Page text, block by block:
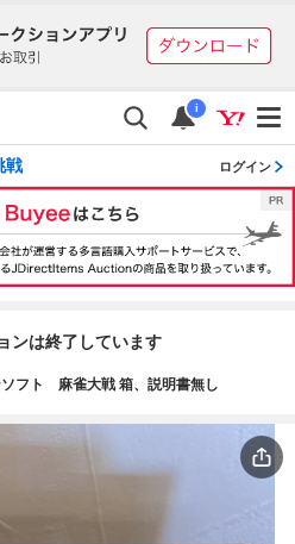
i
戦 ログイン
ンは終了しています
フト 麻雀大戦 箱、説明書無し